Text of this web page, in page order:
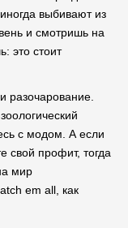
выбивают из
и смотришь на
это стоит
разочарование.
с модом. А если
свой профит, тогда
мир
em all, как